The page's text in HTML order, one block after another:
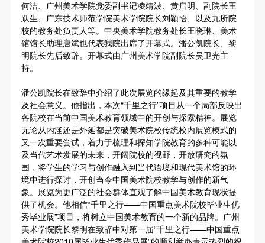
何洁、广州美术学院党委副书记凌靖波、黄启明、副院长王
跃生、广东技术师范学院美术学院院长刘颖悟、以及九所院
校的教务处负责人等。中央美术学院教务处长王晓琳、美术
馆馆长助理唐斌也代表我院出席了开幕式。潘公凯院长、黎
明院长先后致辞。开幕式由广州美术学院副院长吴卫光主
持。
潘公凯院长在致辞中介绍了此次展览的缘起及其重要的教学
及社会意义。他指出，本次“千里之行”项目从一个局部反映出
各院校在当前中国美术教育领域中的开创与探索精神。展览
无论从内涵还是外延都是突破美术院校传统校内展览模式的
又一次重要尝试，着力于梳理和探知学院教育的多种可能以
及当代艺术发展的未来，开阔院校的视野，开放研究的氛
围，将学生的学习与创作融入到当代语境和现代美术馆的环
境中进行探讨，开创当今中国美术院校教学与创作的新气
象。展览为更广泛的社会群体直观了解中国美术教育现状提
供了机会。他相信“千里之行——中国重点美术院校毕业生优
秀毕业展”项目，将树立中国美术教育的一个新的品牌。广州
美术学院院长黎明在致辞中对第一届“千里之行——中国重点
第三条
参加本次活动人员应该是成年人（具有完全民事行为
能力的人，18周岁以上）未成年人必须在成年人的陪
同下参观。
参加活动者在此次活动期间的人身安全责任自负。鼓
励参加者自行购买人身安全保险。活动中一旦出现事
故，活动中任何非事故当事人及美术馆将不承担人身
事故的任何责任，但有互相援助的义务。参加活动的
成员应当积极主动的组织实施救援工作，但对事故本
身不承担任何法律责任和经济责任。参加本次活动者
的人身安全不负有民事及相关连带责任。
第五条
参加活动者在此次活动期间应主动遵守美术馆活动秩
第三条
参加本次活动人员应该是成年人（具有完全民事行为
能力的人，18周岁以上）未成年人必须在成年人的陪
同下参观。
参加活动者在此次活动期间的人身安全责任自负。鼓
励参加者自行购买人身安全保险。活动中一旦出现事
故，活动中任何非事故当事人及美术馆将不承担人身
事故的任何责任，但有互相援助的义务。参加活动的
成员应当积极主动的组织实施救援工作，但对事故本
身不承担任何法律责任和经济责任。参加本次活动者
的人身安全不负有民事及相关连带责任。
第五条
参加活动者在此次活动期间应主动遵守美术馆活动秩
第三条
参加本次活动人员应该是成年人（具有完全民事行为
能力的人，18周岁以上）未成年人必须在成年人的陪
同下参观。
参加活动者在此次活动期间的人身安全责任自负。鼓
励参加者自行购买人身安全保险。活动中一旦出现事
故，活动中任何非事故当事人及美术馆将不承担人身
事故的任何责任，但有互相援助的义务。参加活动的
成员应当积极主动的组织实施救援工作，但对事故本
身不承担任何法律责任和经济责任。参加本次活动者
的人身安全不负有民事及相关连带责任。
第五条
参加活动者在此次活动期间应主动遵守美术馆活动秩
快捷登录 帐号密码登录
手机号码
发送验证码
手机号码将作为您的登录账号
验证码